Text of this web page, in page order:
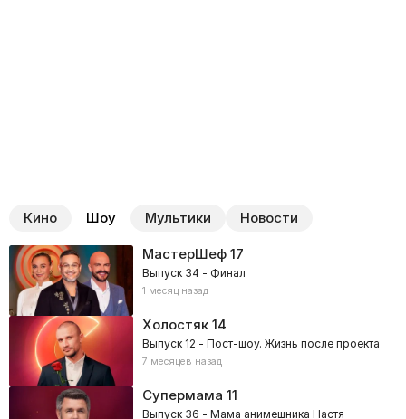
Кино Шоу Мультики Новости
МастерШеф17
Выпуск 34 - Финал
1 месяц назад
Холостяк14
Выпуск 12 - Пост-шоу. Жизнь после проекта
7 месяцев назад
Супермама 11
Выпуск 36 - Мама анимешника Настя